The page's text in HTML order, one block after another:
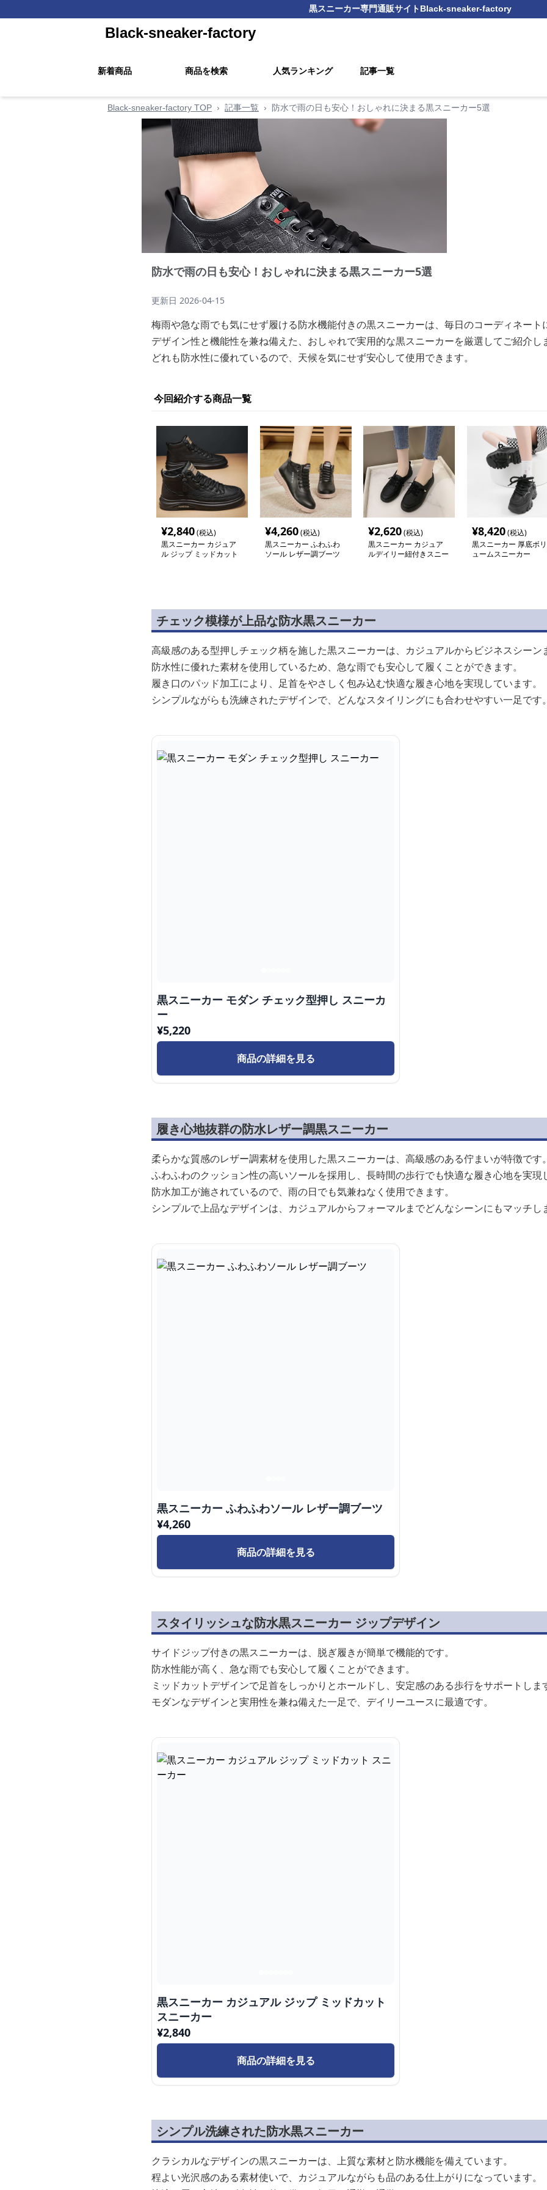
黒スニーカー専門通販サイトBlack-sneaker-factory
Black-sneaker-factory
新着商品 商品を検索 人気ランキング 記事一覧
Black-sneaker-factory TOP › 記事一覧 › 防水で雨の日も安心！おしゃれに決まる黒スニーカー5選
防水で雨の日も安心！おしゃれに決まる黒スニーカー5選
更新日 2026-04-15
梅雨や急な雨でも気にせず履ける防水機能付きの黒スニーカーは、毎日のコーディネー
デザイン性と機能性を兼ね備えた、おしゃれで実用的な黒スニーカーを厳選してご紹介し
どれも防水性に優れているので、天候を気にせず安心して使用できます。
今回紹介する商品一覧
¥2,840(税込)
黒スニーカー カジュア
ル ジップ ミッドカット
¥4,260(税込)
黒スニーカー ふわふわ
ソール レザー調ブーツ
¥2,620(税込)
黒スニーカー カジュア
ルデイリー紐付きスニー
¥8,420(税込)
黒スニーカー 厚底ボリ
ュームスニーカー
チェック模様が上品な防水黒スニーカー
高級感のある型押しチェック柄を施した黒スニーカーは、カジュアルからビジネスシーン
防水性に優れた素材を使用しているため、急な雨でも安心して履くことができます。
履き口のパッド加工により、足首をやさしく包み込む快適な履き心地を実現しています。
シンプルながらも洗練されたデザインで、どんなスタイリングにも合わせやすい一足です
黒スニーカー モダン チェック型押し スニーカ
ー
¥5,220
商品の詳細を見る
履き心地抜群の防水レザー調黒スニーカー
柔らかな質感のレザー調素材を使用した黒スニーカーは、高級感のある佇まいが特徴です
ふわふわのクッション性の高いソールを採用し、長時間の歩行でも快適な履き心地を実現
防水加工が施されているので、雨の日でも気兼ねなく使用できます。
シンプルで上品なデザインは、カジュアルからフォーマルまでどんなシーンにもマッチし
黒スニーカー ふわふわソール レザー調ブーツ
¥4,260
商品の詳細を見る
スタイリッシュな防水黒スニーカー ジップデザイン
サイドジップ付きの黒スニーカーは、脱ぎ履きが簡単で機能的です。
防水性能が高く、急な雨でも安心して履くことができます。
ミッドカットデザインで足首をしっかりとホールドし、安定感のある歩行をサポートしま
モダンなデザインと実用性を兼ね備えた一足で、デイリーユースに最適です。
黒スニーカー カジュアル ジップ ミッドカット
スニーカー
¥2,840
商品の詳細を見る
シンプル洗練された防水黒スニーカー
クラシカルなデザインの黒スニーカーは、上質な素材と防水機能を備えています。
程よい光沢感のある素材使いで、カジュアルながらも品のある仕上がりになっています。